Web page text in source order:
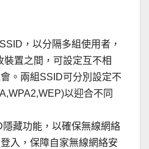
，以分隔多組使用者，
置之間，可設定互不相
。兩組SSID可分別設定不
以迎合不同
藏功能，以確保無線網絡
入，保障自家無線網絡安